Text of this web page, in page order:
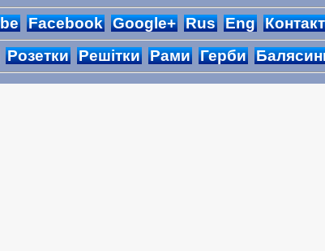
Facebook Google+ Rus Eng
Розетки Решітки Рами Герби